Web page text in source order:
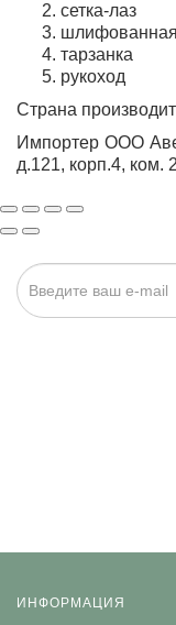
сетка-лаз
шлифованная
тарзанка
рукоход
Страна
Импортер ООО
д.121, корп.4, ком.
ИНФОРМАЦИЯ